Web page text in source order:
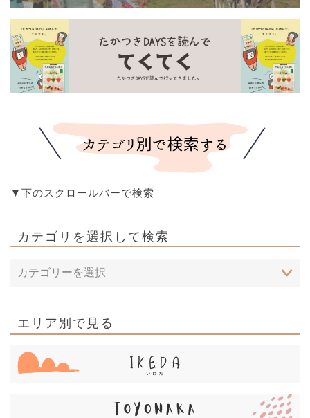
▼下のスクロールバーで検索
カテゴリを選択して検索
エリア別で見る